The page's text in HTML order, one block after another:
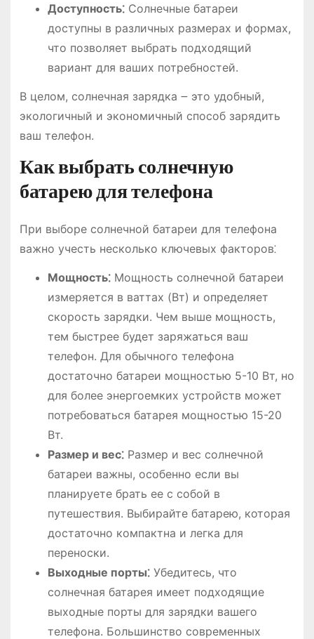
Доступность⁚Солнечные батареи
доступны в различных размерах и формах,
что позволяет выбрать подходящий
вариант для ваших потребностей.
В целом, солнечная зарядка ౼ это удобный,
экологичный и экономичный способ зарядить
ваш телефон.
Как выбрать солнечную
батарею для телефона
При выборе солнечной батареи для телефона
важно учесть несколько ключевых факторов⁚
Мощность⁚Мощность солнечной батареи
измеряется в ваттах (Вт) и определяет
скорость зарядки. Чем выше мощность,
тем быстрее будет заряжаться ваш
телефон. Для обычного телефона
достаточно батареи мощностью 5-10 Вт, но
для более энергоемких устройств может
потребоваться батарея мощностью 15-20
Вт.
Размер и вес⁚Размер и вес солнечной
батареи важны, особенно если вы
планируете брать ее с собой в
путешествия. Выбирайте батарею, которая
достаточно компактна и легка для
переноски.
Выходные порты⁚Убедитесь, что
солнечная батарея имеет подходящие
выходные порты для зарядки вашего
телефона. Большинство современных